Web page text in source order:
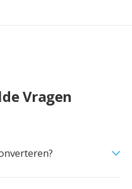
Vragen